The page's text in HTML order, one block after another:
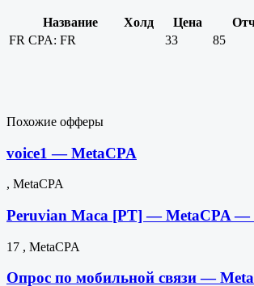
Название Холд Цена
FR CPA: FR 33 85
Похожие офферы
voice1 — MetaCPA
, MetaCPA
Peruvian Maca [PT] — MetaCPA —
17 , MetaCPA
Опрос по мобильной связи —